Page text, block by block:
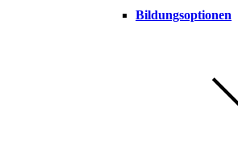
Bildungsoptionen